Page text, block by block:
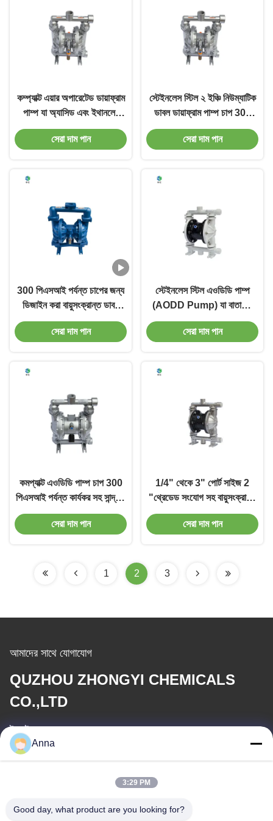
কম্প্যাক্ট এয়ার অপারেটেড ডায়াফ্রাম
পাম্প যা অ্যাসিড এবং ইথানলের
জন্য, তাপমাত্রা 300°F পর্যন্ত,
অ্যাসিড এবং ইথানল পাম্পিংয়ের
সেরা দাম পান
স্টেইনলেস স্টিল ২ ইঞ্চি নিউম্যাটিক
ডাবল ডায়াফ্রাম পাম্প চাপ 300
PSI পর্যন্ত টেকসই শিল্প তরল
স্থানান্তর সরঞ্জাম
সেরা দাম পান
300 পিএসআই পর্যন্ত চাপের জন্য
ডিজাইন করা বায়ুসংক্রান্ত ডাবল
ডায়াফ্রাগম পাম্প
সেরা দাম পান
স্টেইনলেস স্টিল এওডিডি পাম্প
(AODD Pump) যা বাতাসের
মাধ্যমে পরিচালিত এবং
প্রকৌশলগতভাবে ৩০০°F পর্যন্ত
সেরা দাম পান
কমপ্যাক্ট এওডিডি পাম্প চাপ 300
পিএসআই পর্যন্ত কার্যকর সহ সান্দ্রতা
10,000 সিপিএস
সেরা দাম পান
1/4" থেকে 3" পোর্ট সাইজ 2
"থ্রেডেড সংযোগ সহ বায়ুসংক্রান্ত
ডাবল ডায়াফ্রাগম পাম্প
সেরা দাম পান
1 2 3
আমাদের সাথে যোগাযোগ
QUZHOU ZHONGYI CHEMICALS
CO.,LTD
ই-মেইল
Anna
3:29 PM
Good day, what product are you looking for?